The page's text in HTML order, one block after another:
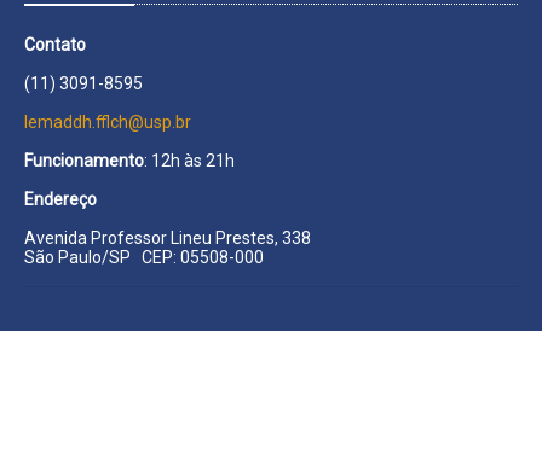
Contato
(11) 3091-8595
lemaddh.fflch@usp.br
Funcionamento: 12h às 21h
Endereço
Avenida Professor Lineu Prestes, 338
São Paulo/SP CEP: 05508-000